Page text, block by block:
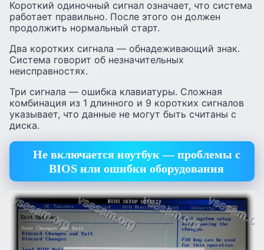
Короткий одиночный сигнал означает, что система
работает правильно. После этого он должен
продолжить нормальный старт.
Два коротких сигнала — обнадеживающий знак.
Система говорит об незначительных
неисправностях.
Три сигнала — ошибка клавиатуры. Сложная
комбинация из 1 длинного и 9 коротких сигналов
указывает, что данные не могут быть считаны с
диска.
Не включается ноутбук — проблемы с
BIOS или ошибки оборудования